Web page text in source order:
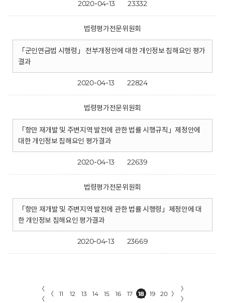
2020-04-13 23332
법령평가전문위원회
「군인연금법 시행령」 전부개정안에 대한 개인정보 침해요인 평가
결과
2020-04-13 22824
법령평가전문위원회
「항만 재개발 및 주변지역 발전에 관한 법률 시행규칙」제정안에
대한 개인정보 침해요인 평가결과
2020-04-13 22639
법령평가전문위원회
「항만 재개발 및 주변지역 발전에 관한 법률 시행령」제정안에 대
한 개인정보 침해요인 평가결과
2020-04-13 23669
〈
〈
〈 11 12 13 14 15 16 17 18 19 20 〉
〉
〉